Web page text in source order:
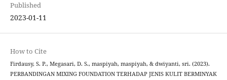
Published
2023-01-11
How to Cite
Firdausy, S. P., Megasari, D. S., maspiyah, maspiyah, & dwiyanti, sri. (2023).
PERBANDINGAN MIXING FOUNDATION TERHADAP JENIS KULIT BERMINYAK